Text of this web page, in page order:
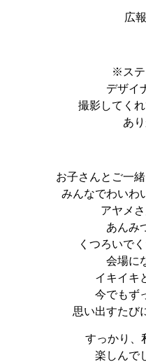
広
※ステ
デザイ
撮影してく
あ
お子さんとご一
みんなでわいわ
アヤメ
あんみ
くつろいで
会場に
イキイキ
今でもず
思い出すたび
すっかり、
楽しんで